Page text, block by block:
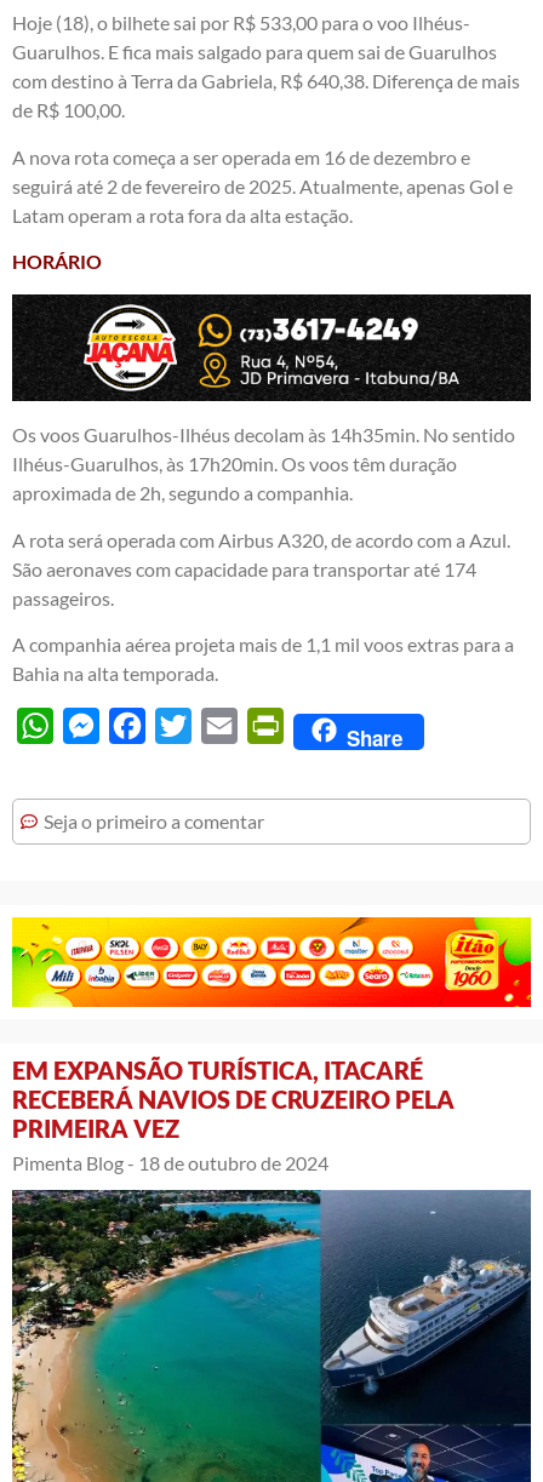
Hoje (18), o bilhete sai por R$ 533,00 para o voo Ilhéus-
Guarulhos. E fica mais salgado para quem sai de Guarulhos
com destino à Terra da Gabriela, R$ 640,38. Diferença de mais
de R$ 100,00.
A nova rota começa a ser operada em 16 de dezembro e
seguirá até 2 de fevereiro de 2025. Atualmente, apenas Gol e
Latam operam a rota fora da alta estação.
HORÁRIO
Os voos Guarulhos-Ilhéus decolam às 14h35min. No sentido
Ilhéus-Guarulhos, às 17h20min. Os voos têm duração
aproximada de 2h, segundo a companhia.
A rota será operada com Airbus A320, de acordo com a Azul.
São aeronaves com capacidade para transportar até 174
passageiros.
A companhia aérea projeta mais de 1,1 mil voos extras para a
Bahia na alta temporada.
WhatsAppMessengerFacebook
Twitter Email PrintFriendly
Share
Seja o primeiro a comentar
EM EXPANSÃO TURÍSTICA, ITACARÉ
RECEBERÁ NAVIOS DE CRUZEIRO PELA
PRIMEIRA VEZ
Pimenta Blog - 18 de outubro de 2024